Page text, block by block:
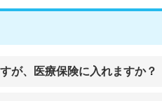
が、医療保険に入れますか？